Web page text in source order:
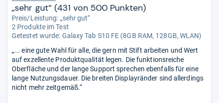
„sehr gut“ (431 von 500 Punkten)
Preis/Leistung: „sehr gut“
2 Produkte im Test
Getestet wurde: Galaxy Tab S10 FE (8GB RAM, 128GB, WLAN)
„... eine gute Wahl für alle, die gern mit Stift arbeiten und Wert
auf exzellente Produktqualität legen. Die funktionsreiche
Oberfläche und der lange Support sprechen ebenfalls für eine
lange Nutzungsdauer. Die breiten Displayränder sind allerdings
nicht mehr zeitgemäß.“